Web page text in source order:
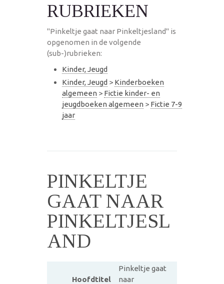
RUBRIEKEN
"Pinkeltje gaat naar Pinkeltjesland" is
opgenomen in de volgende
(sub-)rubrieken:
Kinder, Jeugd
Kinder, Jeugd > Kinderboeken
algemeen > Fictie kinder- en
jeugdboeken algemeen > Fictie 7-9
jaar
PINKELTJE
GAAT NAAR
PINKELTJESL
AND
Hoofdtitel
Pinkeltje gaat
naar